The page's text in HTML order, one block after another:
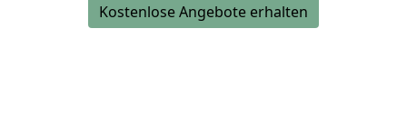
Kostenlose Angebote erhalten